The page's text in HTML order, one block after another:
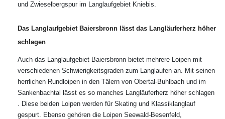
und Zwieselbergspur im Langlaufgebiet Kniebis.
Das Langlaufgebiet Baiersbronn lässt das Langläuferherz höher
schlagen
Auch das Langlaufgebiet Baiersbronn bietet mehrere Loipen mit
verschiedenen Schwierigkeitsgraden zum Langlaufen an. Mit seinen
herrlichen Rundloipen in den Tälern von Obertal-Buhlbach und im
Sankenbachtal lässt es so manches Langläuferherz höher schlagen
. Diese beiden Loipen werden für Skating und Klassiklanglauf
gespurt. Ebenso gehören die Loipen Seewald-Besenfeld,